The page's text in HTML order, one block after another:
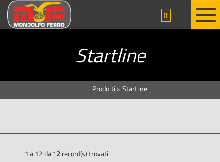
IT
Startline
Prodotti »Startline
1 a 12 da12record(s) trovati